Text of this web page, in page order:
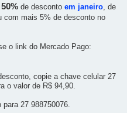
50% de desconto em janeiro, de
com mais 5% de desconto no
o link do Mercado Pago:
copie a chave celular 27
o valor de R$ 94,90.
27 988750076.